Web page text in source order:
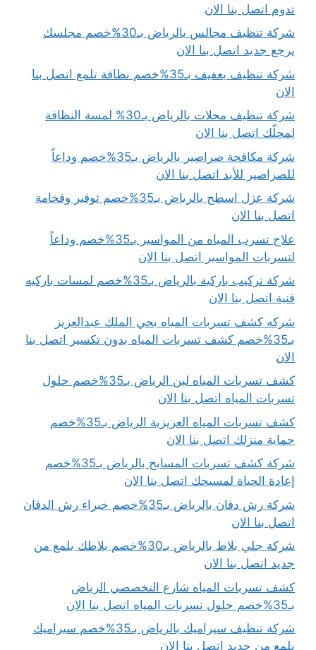
تدوم اتصل بنا الان
شركة تنظيف مجالس بالرياض بـ30%خصم مجلسك
يرجع جديد اتصل بنا الان
شركة تنظيف بعفيف بـ35%خصم نظافة تلمع اتصل بنا
الان
شركة تنظيف محلات بالرياض بـ30% لمسة النظافة
لمحلّك اتصل بنا الان
شركة مكافحة صراصير بالرياض بـ35%خصم وداعاً
للصراصير للأبد اتصل بنا الان
شركة عزل اسطح بالرياض بـ35%خصم توفير وفخامة
اتصل بنا الان
علاج تسرب المياه من المواسير بـ35%خصم وداعاً
لتسربات المواسير اتصل بنا الان
شركة تركيب باركية بالرياض بـ35%خصم لمسات باركيه
فنية اتصل بنا الان
شركه كشف تسربات المياه بحي الملك عبدالعزيز
بـ35%خصم كشف تسربات المياه بدون تكسير اتصل بنا
الان
كشف تسربات المياه لبن الرياض بـ35%خصم حلول
تسربات المياه اتصل بنا الان
كشف تسربات المياه العزيزية الرياض بـ35%خصم
حماية منزلك اتصل بنا الان
شركة كشف تسربات المسابح بالرياض بـ35%خصم
إعادة الحياة لمسبحك اتصل بنا الان
شركة رش دفان بالرياض بـ35%خصم خبراء رش الدفان
اتصل بنا الان
شركة جلي بلاط بالرياض بـ30%خصم بلاطك يلمع من
جديد اتصل بنا الان
كشف تسربات المياه شارع التخصصي الرياض
بـ35%خصم حلول تسربات المياه اتصل بنا الان
شركة تنظيف سيراميك بالرياض بـ35%خصم سيراميك
يلمع من جديد اتصل بنا الان